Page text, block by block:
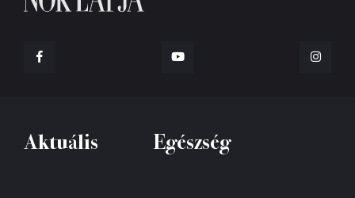
Aktuális Egészség